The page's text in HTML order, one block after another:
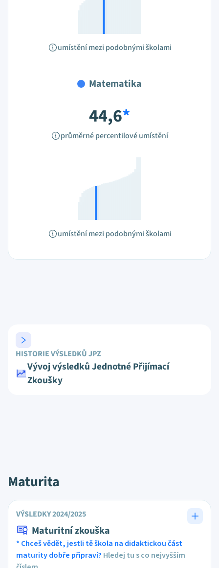
umístění mezi podobnými školami
Matematika
44,6*
průměrné percentilové umístění
umístění mezi podobnými školami
HISTORIE VÝSLEDKŮ JPZ
Vývoj výsledků Jednotné Přijímací
Zkoušky
Maturita
VÝSLEDKY 2024/2025
Maturitní zkouška
* Chceš vědět, jestli tě škola na didaktickou část
maturity dobře připraví? Hledej tu s co nejvyšším